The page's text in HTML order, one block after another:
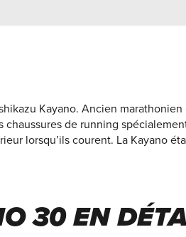
Kayano. Ancien
chaussures de running
lorsqu’ils courent. La Kayano
30 EN